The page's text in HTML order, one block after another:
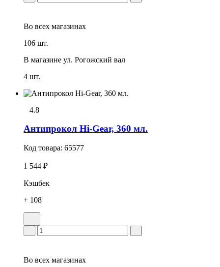
Во всех магазинах
106 шт.
В магазине ул. Рогожский вал
4 шт.
4.8
Антипрокол Hi-Gear, 360 мл.
Код товара: 65577
1 544 ₽
Кэшбек
+ 108
Во всех магазинах